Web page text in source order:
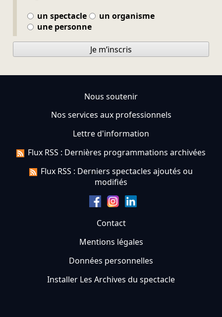
un spectacle
un organisme
une personne
Je m’inscris
Nous soutenir
Nos services aux professionnels
Lettre d'information
Flux RSS : Dernières programmations archivées
Flux RSS : Derniers spectacles ajoutés ou
modifiés
Contact
Mentions légales
Données personnelles
Installer Les Archives du spectacle